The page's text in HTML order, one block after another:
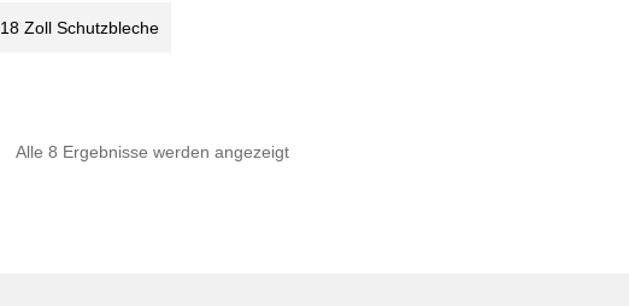
18 Zoll Schutzbleche
Alle 8 Ergebnisse werden angezeigtNach